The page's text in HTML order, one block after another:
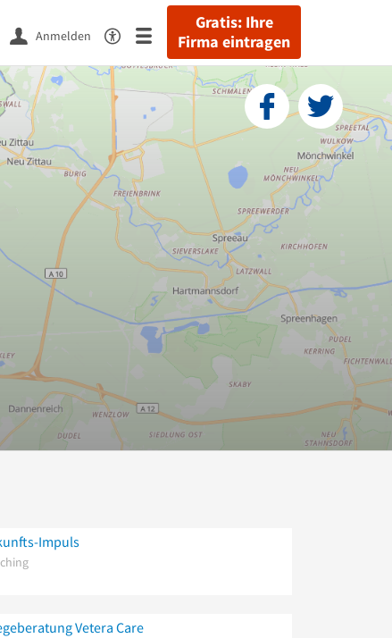
Gratis: Ihre
Firma eintragen
Anmelden
Impuls
Vetera Care